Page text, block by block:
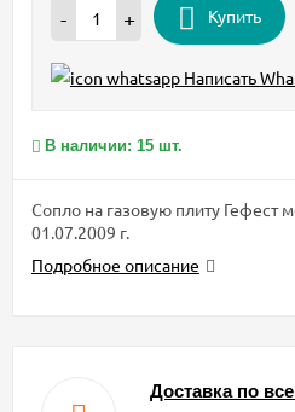
- + Купить
Написать
В наличии: 15 шт.
Сопло на газовую плиту Гефест
01.07.2009 г.
Подробное описание
Доставка по